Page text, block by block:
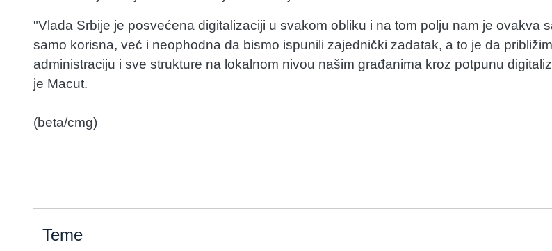
"Vlada Srbije je posvećena digitalizaciji u svakom obliku i na tom polju nam je ovakva
samo korisna, već i neophodna da bismo ispunili zajednički zadatak, a to je da
administraciju i sve strukture na lokalnom nivou našim građanima kroz potpunu
je Macut.
(beta/cmg)
Teme